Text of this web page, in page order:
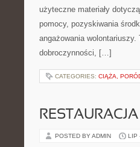
użyteczne materiały
pomocy, pozyskiwania
angażowania
dobroczynności, […]
CATEGORIES: CIĄŻA,
POSTED BY ADMIN LIP